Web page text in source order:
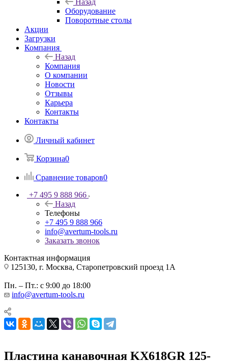
Назад
Оборудование
Поворотные столы
Акции
Загрузки
Компания
Назад
Компания
О компании
Новости
Отзывы
Карьера
Контакты
Контакты
Личный кабинет
Корзина0
Сравнение товаров0
+7 495 9 888 966
Назад
Телефоны
+7 495 9 888 966
info@avertum-tools.ru
Заказать звонок
Контактная информация
125130, г. Москва, Старопетровский проезд 1А
Пн. – Пт.: с 9:00 до 18:00
info@avertum-tools.ru
Пластина канавочная KX618GR 125-